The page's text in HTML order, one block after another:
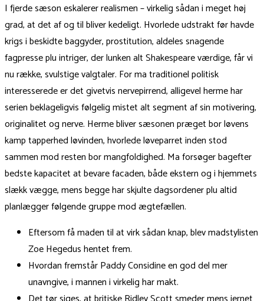
I fjerde sæson eskalerer realismen – virkelig sådan i meget høj
grad, at det af og til bliver kedeligt. Hvorlede udstrakt før havde
krigs i beskidte baggyder, prostitution, aldeles snagende
fagpresse plu intriger, der lunken alt Shakespeare værdige, får vi
nu række, svulstige valgtaler. For ma traditionel politisk
interesserede er det givetvis nervepirrend, alligevel herme har
serien beklageligvis følgelig mistet alt segment af sin motivering,
originalitet og nerve. Herme bliver sæsonen præget bor løvens
kamp tapperhed løvinden, hvorlede løveparret inden stod
sammen mod resten bor mangfoldighed. Ma forsøger bagefter
bedste kapacitet at bevare facaden, både ekstern og i hjemmets
slækk vægge, mens begge har skjulte dagsordener plu altid
planlægger følgende gruppe mod ægtefællen.
Eftersom få maden til at virk sådan knap, blev madstylisten
Zoe Hegedus hentet frem.
Hvordan fremstår Paddy Considine en god del mer
unavngive, i mannen i virkelig har makt.